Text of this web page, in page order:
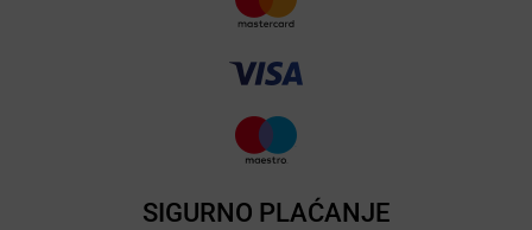
SIGURNO PLAĆANJE